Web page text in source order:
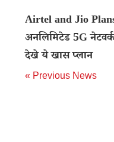
Airtel and Jio
अनलिमिटेड 5G
देखे ये खास प्लान
« Previous News